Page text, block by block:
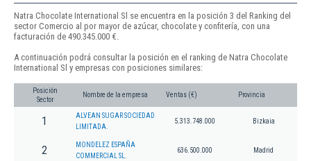
Natra Chocolate International Sl se encuentra en la posición 3 del Ranking del
sector Comercio al por mayor de azúcar, chocolate y confitería, con una
facturación de 490.345.000 €.
A continuación podrá consultar la posición en el ranking de Natra Chocolate
International Sl y empresas con posiciones similares:
Posición
Sector
Nombre de la empresa Ventas (€) Provincia
1
ALVEAN SUGAR SOCIEDAD
LIMITADA.
5.313.748.000 Bizkaia
2
MONDELEZ ESPAÑA
COMMERCIAL SL.
636.500.000 Madrid